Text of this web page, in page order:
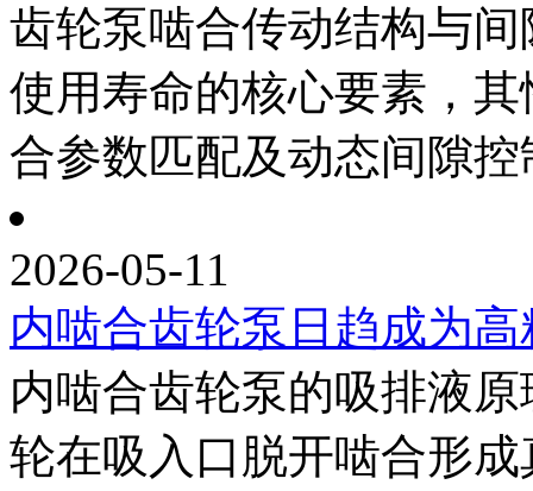
齿轮泵啮合传动结构与
使用寿命的核心要素，
合参数匹配及动态间隙
2026-05-11
内啮合齿轮泵日趋成为
内啮合齿轮泵的吸排液
轮在吸入口脱开啮合形